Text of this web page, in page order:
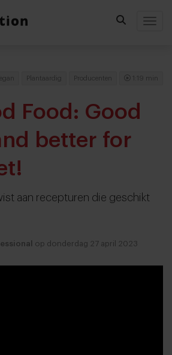
Plantaardig Producenten 1:19 min
Food: Good
better for
aan recepturen die geschikt
op donderdag 27 april 2023